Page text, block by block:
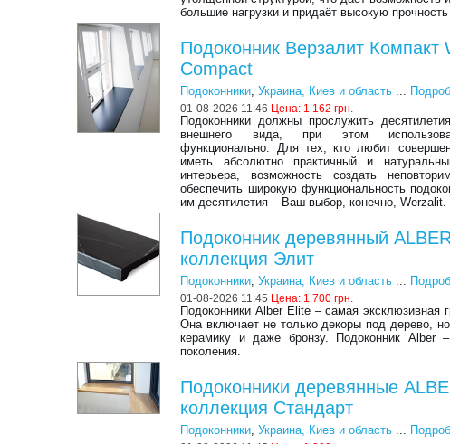
большие нагрузки и придаёт высокую
Подоконник Верзалит Компакт
Compact
Подоконники,Украина, Киев и область ...
01-08-2026 11:46 Цена: 1 162 грн.
Подоконники должны прослужить
внешнего вида, при этом
функционально. Для тех, кто любит
иметь абсолютно практичный и
интерьера, возможность создать
обеспечить широкую функциональность
им десятилетия – Ваш выбор, конечно, Werzalit.
Подоконник деревянный
коллекция Элит
Подоконники,Украина, Киев и область ...
01-08-2026 11:45 Цена: 1 700 грн.
Подоконники Alber Elite – самая эксклюзивная
Она включает не только декоры под дерево,
керамику и даже бронзу. Подоконник Alber
поколения.
Подоконники деревянные
коллекция Стандарт
Подоконники,Украина, Киев и область ...